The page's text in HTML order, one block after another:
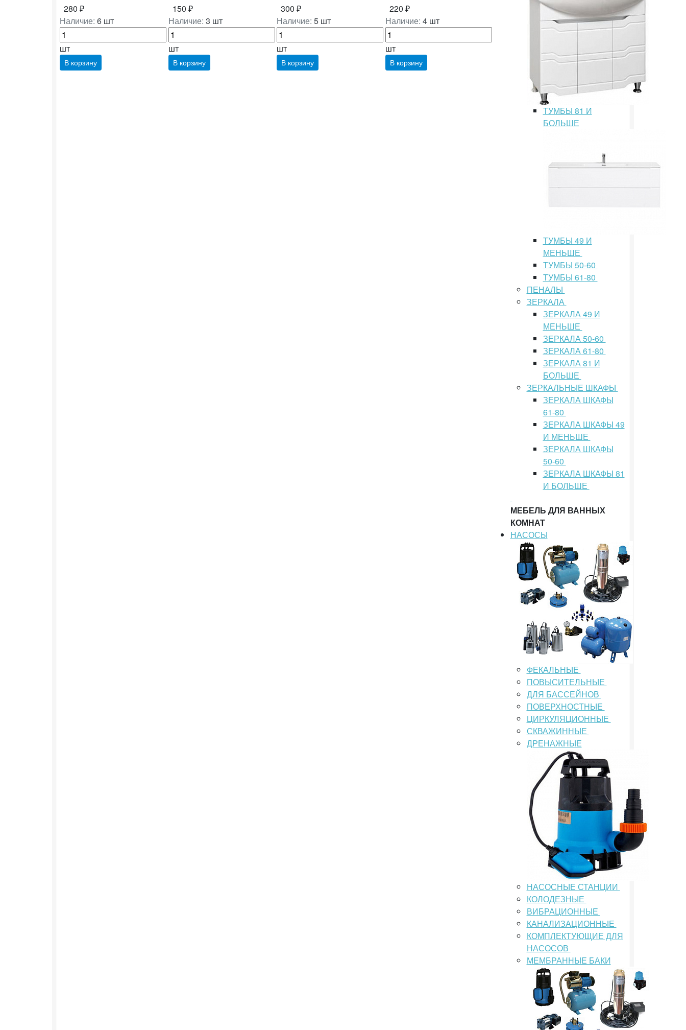
280 ₽
Наличие: 6 шт
шт
В корзину
150 ₽
Наличие: 3 шт
шт
В корзину
300 ₽
Наличие:5 шт
шт
В корзину
220 ₽
Наличие: 4 шт
шт
В корзину
ТУМБЫ 81 И
БОЛЬШЕ
ТУМБЫ 49 И
МЕНЬШЕ
ТУМБЫ 50-60
ТУМБЫ 61-80
ПЕНАЛЫ
ЗЕРКАЛА
ЗЕРКАЛА 49 И
МЕНЬШЕ
ЗЕРКАЛА 50-60
ЗЕРКАЛА 61-80
ЗЕРКАЛА 81 И
БОЛЬШЕ
ЗЕРКАЛЬНЫЕ ШКАФЫ
ЗЕРКАЛА ШКАФЫ
61-80
ЗЕРКАЛА ШКАФЫ 49
И МЕНЬШЕ
ЗЕРКАЛА ШКАФЫ
50-60
ЗЕРКАЛА ШКАФЫ 81
И БОЛЬШЕ
МЕБЕЛЬ ДЛЯ ВАННЫХ
КОМНАТ
НАСОСЫ
ФЕКАЛЬНЫЕ
ПОВЫСИТЕЛЬНЫЕ
ДЛЯ БАССЕЙНОВ
ПОВЕРХНОСТНЫЕ
ЦИРКУЛЯЦИОННЫЕ
СКВАЖИННЫЕ
ДРЕНАЖНЫЕ
НАСОСНЫЕ СТАНЦИИ
КОЛОДЕЗНЫЕ
ВИБРАЦИОННЫЕ
КАНАЛИЗАЦИОННЫЕ
КОМПЛЕКТУЮЩИЕ ДЛЯ
НАСОСОВ
МЕМБРАННЫЕ БАКИ